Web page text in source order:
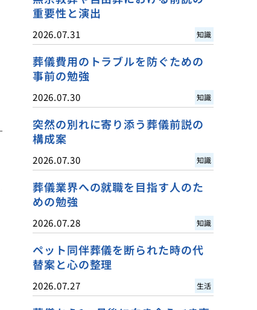
重要性と演出
2026.07.31 知識
葬儀費用のトラブルを防ぐための
事前の勉強
2026.07.30 知識
突然の別れに寄り添う葬儀前説の
構成案
2026.07.30 知識
葬儀業界への就職を目指す人のた
めの勉強
2026.07.28 知識
ペット同伴葬儀を断られた時の代
替案と心の整理
2026.07.27 生活